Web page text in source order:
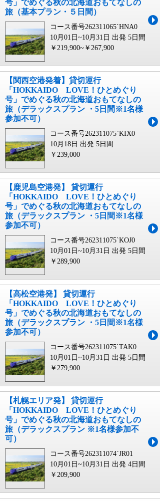
号」でめぐる秋の北海道おもてなしの
旅（基本プラン・５日間）
コース番号262311065`HNA0
10月01日~10月31日 出発 5日間
￥219,900~￥267,900
【関西空港発着】貸切運行
「HOKKAIDO LOVE！ひとめぐり
号」でめぐる秋の北海道おもてなしの
旅（デラックスプラン ・5日間※1名様
参加不可）
コース番号262311075`KIX0
10月18日 出発 5日間
￥239,000
【鹿児島空港発】 貸切運行
「HOKKAIDO LOVE！ひとめぐり
号」でめぐる秋の北海道おもてなしの
旅（デラックスプラン ・5日間※1名様
参加不可）
コース番号262311075`KOJ0
10月01日~10月31日 出発 5日間
￥289,900
【高松空港発】 貸切運行
「HOKKAIDO LOVE！ひとめぐり
号」でめぐる秋の北海道おもてなしの
旅（デラックスプラン ・5日間※1名様
参加不可）
コース番号262311075`TAK0
10月01日~10月31日 出発 5日間
￥279,900
【札幌エリア発】 貸切運行
「HOKKAIDO LOVE！ひとめぐり
号」でめぐる秋の北海道おもてなしの
旅（デラックスプラン ※1名様参加不
可）
コース番号262311074`JR01
10月01日~10月31日 出発 4日間
￥209,900